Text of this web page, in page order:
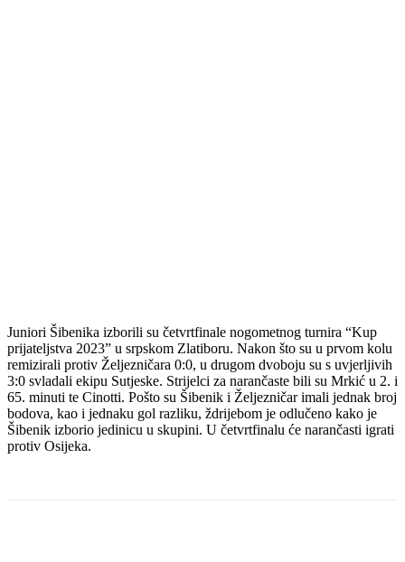
Juniori Šibenika izborili su četvrtfinale nogometnog turnira “Kup
prijateljstva 2023” u srpskom Zlatiboru. Nakon što su u prvom kolu
remizirali protiv Željezničara 0:0, u drugom dvoboju su s uvjerljivih
3:0 svladali ekipu Sutjeske. Strijelci za narančaste bili su Mrkić u 2. i
65. minuti te Cinotti. Pošto su Šibenik i Željezničar imali jednak broj
bodova, kao i jednaku gol razliku, ždrijebom je odlučeno kako je
Šibenik izborio jedinicu u skupini. U četvrtfinalu će narančasti igrati
protiv Osijeka.